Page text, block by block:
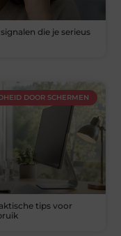
die je serieus
DOOR SCHERMEN
tips voor